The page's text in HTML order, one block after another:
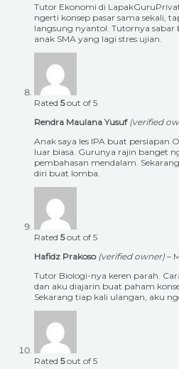
Tutor Ekonomi di
ngerti konsep pasar sama sekali,
langsung nyantol. Tutornya
anak SMA yang lagi stres ujian.
Rated 5out of 5
Rendra Maulana Yusuf (verified
Anak saya les IPA buat persiapan
luar biasa. Gurunya rajin banget
pembahasan mendalam.
diri buat lomba.
Rated 5out of 5
Hafidz Prakoso (verified owner) –
Tutor Biologi-nya keren parah.
dan aku diajarin buat paham
Sekarang tiap kali ulangan, aku
Rated 5out of 5